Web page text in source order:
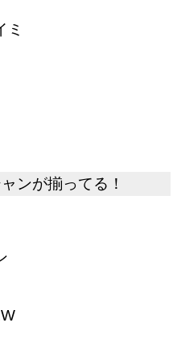
ミ
ンが揃ってる！